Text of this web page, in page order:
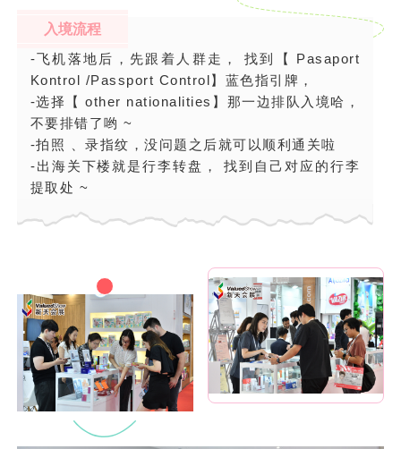
入境流程
-飞机落地后，先跟着人群走， 找到【 Pasaport
Kontrol /Passport Control】蓝色指引牌，
-选择【 other nationalities】那一边排队入境哈，
不要排错了哟 ~
-拍照 、录指纹，没问题之后就可以顺利通关啦
-出海关下楼就是行李转盘， 找到自己对应的行李
提取处 ~